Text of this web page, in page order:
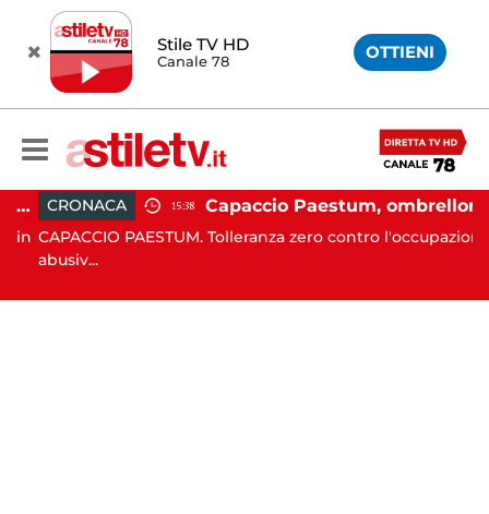
Stile TV HD
Canale 78 OTTIENI
CRONACA 15:38 Capaccio Paestum, ombrellone selvaggio: blitz della Municipale, sgomberate tutte le spiagge libere
CAPACCIO PAESTUM. Tolleranza zero contro l'occupazione
abusiv...